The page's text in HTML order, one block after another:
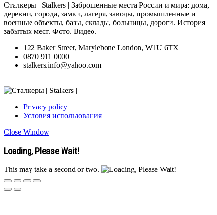
Сталкеры | Stalkers | Заброшенные места России и мира: дома,
деревни, города, замки, лагеря, заводы, промышленные и
военные объекты, базы, склады, больницы, дороги. История
забытых мест. Фото. Видео.
122 Baker Street, Marylebone London, W1U 6TX
0870 911 0000
stalkers.info@yahoo.com
Privacy policy
Условия использования
Close Window
Loading, Please Wait!
This may take a second or two.